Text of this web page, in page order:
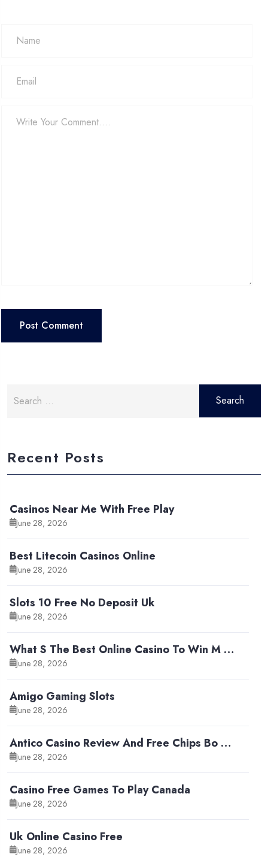
for:
Recent Posts
Casinos Near Me With Free Play
June 28, 2026
Best Litecoin Casinos Online
June 28, 2026
Slots 10 Free No Deposit Uk
June 28, 2026
What S The Best Online Casino To Win M …
June 28, 2026
Amigo Gaming Slots
June 28, 2026
Antico Casino Review And Free Chips Bo …
June 28, 2026
Casino Free Games To Play Canada
June 28, 2026
Uk Online Casino Free
June 28, 2026